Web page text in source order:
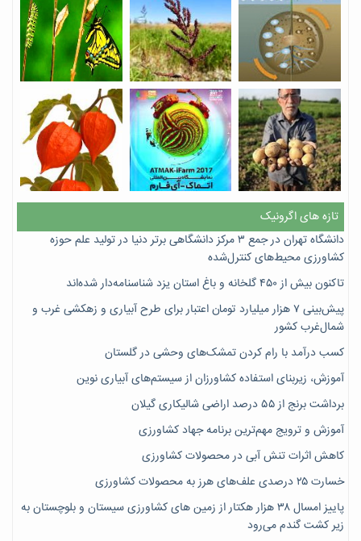
تازه های اگرونیک
دانشگاه تهران در جمع ۳ مرکز دانشگاهی برتر دنیا در تولید علم حوزه
کشاورزی محیط‌های کنترل‌شده
تاکنون بیش از ۴۵۰ گلخانه و باغ استان یزد شناسنامه‌دار شده‌اند
پیش‌بینی ۷‌ هزار میلیارد تومان اعتبار برای طرح آبیاری و زهکشی غرب و
شمال‌غرب کشور
کسب درآمد با رام کردن تمشک‌های وحشی در گلستان
آموزش، زیربنای استفاده کشاورزان از سیستم‌های آبیاری نوین
برداشت برنج از ۵۵ درصد اراضی شالیکاری گیلان
آموزش و ترویج مهم‌ترین برنامه جهاد کشاورزی
کاهش اثرات تنش آبی در محصولات کشاورزی
خسارت ۲۵ درصدی علف‌های هرز به محصولات کشاورزی
پاییز امسال ۳۸ هزار هکتار از زمین های کشاورزی سیستان و بلوچستان به
زیر کشت گندم می‌رود